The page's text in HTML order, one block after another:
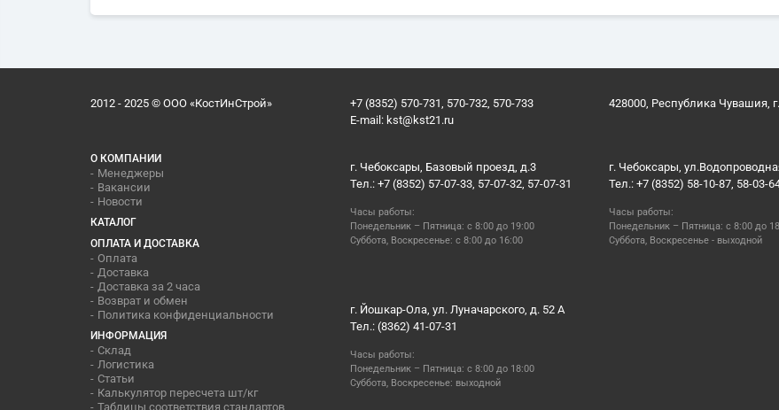
2012 - 2025 © ООО «КостИнСтрой»
+7 (8352) 570-731, 570-732, 570-733
E-mail: kst@kst21.ru
428000, Республика Чувашия,
О КОМПАНИИ
Менеджеры
Вакансии
Новости
КАТАЛОГ
ОПЛАТА И ДОСТАВКА
Оплата
Доставка
Доставка за 2 часа
Возврат и обмен
Политика конфиденциальности
ИНФОРМАЦИЯ
Склад
Логистика
Статьи
Калькулятор пересчета шт/кг
Таблицы соответствия стандартов
г. Чебоксары, Базовый проезд, д.3
Тел.: +7 (8352) 57-07-33, 57-07-32, 57-07-31
Часы работы:
Понедельник – Пятница: с 8:00 до 19:00
Суббота, Воскресенье: с 8:00 до 16:00
г. Чебоксары,
Тел.: +7 (8352) 58-10-87, 58-03-
Часы работы:
Понедельник – Пятница: с 8:00 до
Суббота, Воскресенье - выходной
г. Йошкар-Ола, ул. Луначарского, д. 52 А
Тел.: (8362) 41-07-31
Часы работы:
Понедельник – Пятница: с 8:00 до 18:00
Суббота, Воскресенье: выходной